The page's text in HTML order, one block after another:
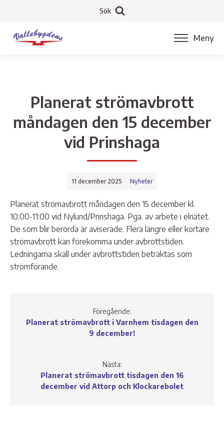
Sök
Meny
Planerat strömavbrott
måndagen den 15 december
vid Prinshaga
11 december 2025 Nyheter
Planerat strömavbrott måndagen den 15 december kl.
10:00-11:00 vid Nylund/Prinshaga. Pga. av arbete i elnätet.
De som blir berörda är aviserade. Flera längre eller kortare
strömavbrott kan förekomma under avbrottstiden.
Ledningarna skall under avbrottstiden betraktas som
strömförande.
Föregående:
Planerat strömavbrott i Varnhem tisdagen den
9 december!
Nästa:
Planerat strömavbrott tisdagen den 16
december vid Attorp och Klockarebolet